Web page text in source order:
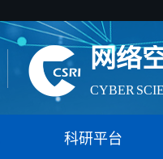
网络
CYBER
国家智能
科研平台